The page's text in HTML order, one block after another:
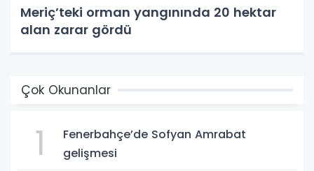
Meriç’teki orman yangınında 20 hektar
alan zarar gördü
Çok Okunanlar
1
Fenerbahçe’de Sofyan Amrabat
gelişmesi